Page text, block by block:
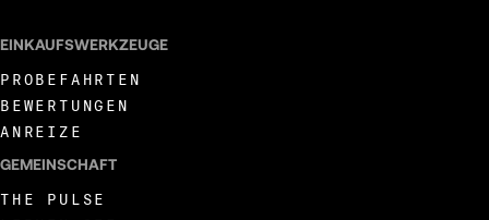
EINKAUFSWERKZEUGE
PROBEFAHRTEN
BEWERTUNGEN
ANREIZE
GEMEINSCHAFT
THE PULSE